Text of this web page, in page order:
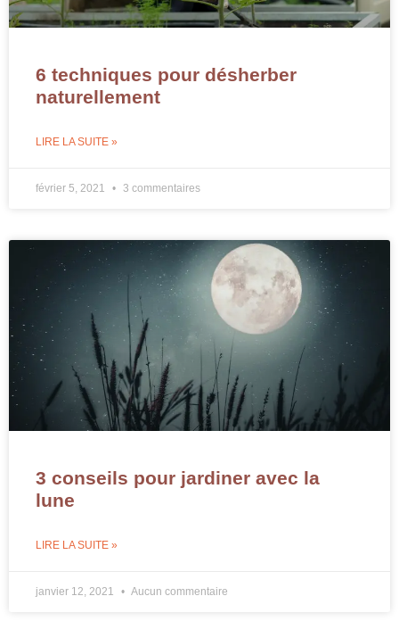
6 techniques pour désherber
naturellement
LIRE LA SUITE »
février 5, 2021 3 commentaires
3 conseils pour jardiner avec la
lune
LIRE LA SUITE »
janvier 12, 2021 Aucun commentaire